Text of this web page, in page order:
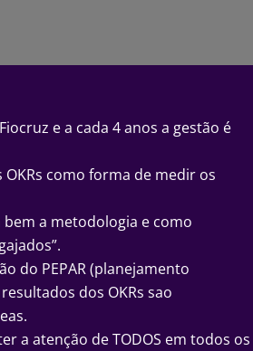
e a cada 4 anos a gestão é
como forma de medir os
a metodologia e como
do PEPAR (planejamento
dos OKRs sao
a atenção de TODOS em todos os